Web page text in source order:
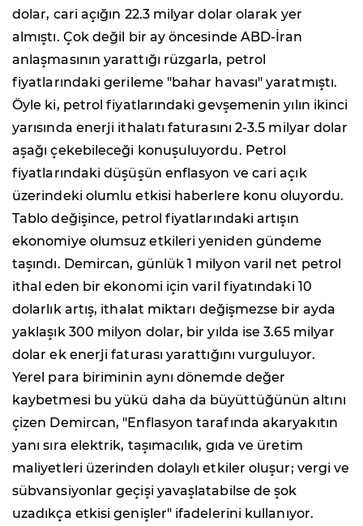
dolar, cari açığın 22.3 milyar dolar olarak yer
almıştı. Çok değil bir ay öncesinde ABD-İran
anlaşmasının yarattığı rüzgarla, petrol
fiyatlarındaki gerileme "bahar havası" yaratmıştı.
Öyle ki, petrol fiyatlarındaki gevşemenin yılın ikinci
yarısında enerji ithalatı faturasını 2-3.5 milyar dolar
aşağı çekebileceği konuşuluyordu. Petrol
fiyatlarındaki düşüşün enflasyon ve cari açık
üzerindeki olumlu etkisi haberlere konu oluyordu.
Tablo değişince, petrol fiyatlarındaki artışın
ekonomiye olumsuz etkileri yeniden gündeme
taşındı. Demircan, günlük 1 milyon varil net petrol
ithal eden bir ekonomi için varil fiyatındaki 10
dolarlık artış, ithalat miktarı değişmezse bir ayda
yaklaşık 300 milyon dolar, bir yılda ise 3.65 milyar
dolar ek enerji faturası yarattığını vurguluyor.
Yerel para biriminin aynı dönemde değer
kaybetmesi bu yükü daha da büyüttüğünün altını
çizen Demircan, "Enflasyon tarafında akaryakıtın
yanı sıra elektrik, taşımacılık, gıda ve üretim
maliyetleri üzerinden dolaylı etkiler oluşur; vergi ve
sübvansiyonlar geçişi yavaşlatabilse de şok
uzadıkça etkisi genişler" ifadelerini kullanıyor.